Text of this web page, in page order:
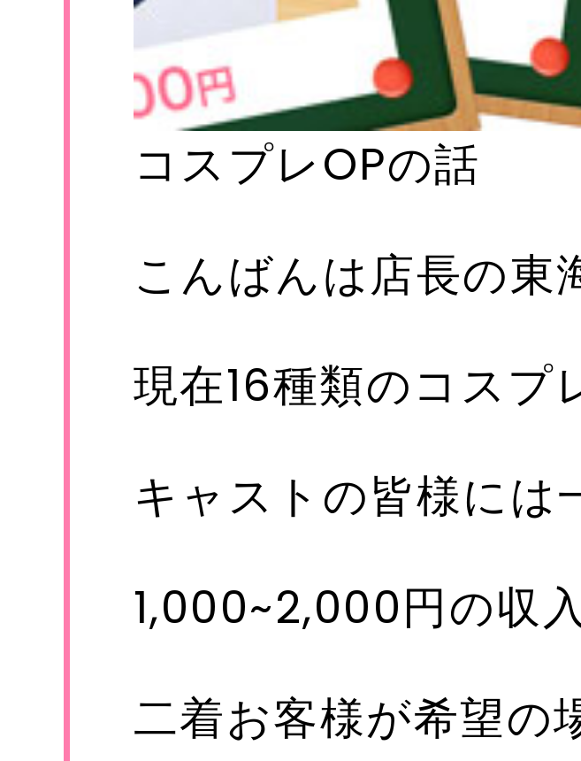
SNSIDs-
電話
0120-367-
メール
s-
コスプレOPの話
こんばんは店長の東
現在16種類のコスプ
キャストの皆様には
1,000~2,000円の収
二着お客様が希望の